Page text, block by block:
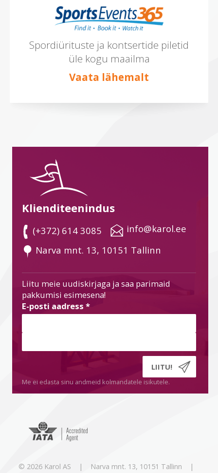
Spordiürituste ja kontsertide piletid
üle kogu maailma
Vaata lähemalt
Klienditeenindus
(+372) 614 3085
info@karol.ee
Narva mnt. 13, 10151 Tallinn
Liitu meie uudiskirjaga ja saa parimaid
pakkumisi esimesena!
E-posti aadress *
Me ei edasta sinu andmeid kolmandatele isikutele.
© 2026 Karol AS | Narva mnt. 13, 10151 Tallinn |